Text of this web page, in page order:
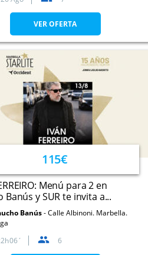
VER OFERTA
115€
Menú para 2 en
Banús y SUR te invita a...
Banús Calle Albinoni. Marbella.
06 6